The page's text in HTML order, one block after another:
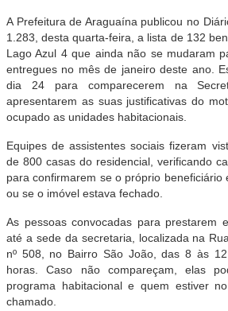
A Prefeitura de Araguaína publicou no
1.283, desta quarta-feira, a lista de 132
Lago Azul 4 que ainda não se mudaram
entregues no mês de janeiro deste ano.
dia 24 para comparecerem na
apresentarem as suas justificativas do
ocupado as unidades habitacionais.
Equipes de assistentes sociais fizeram
de 800 casas do residencial, verificando
para confirmarem se o próprio beneficiário
ou se o imóvel estava fechado.
As pessoas convocadas para prestarem
até a sede da secretaria, localizada na
nº 508, no Bairro São João, das 8 às
horas. Caso não compareçam, elas
programa habitacional e quem estiver
chamado.